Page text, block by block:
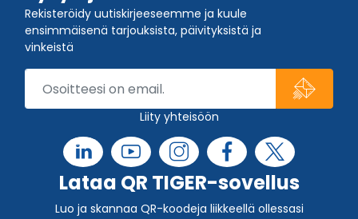
Rekisteröidy uutiskirjeeseemme ja kuule
ensimmäisenä tarjouksista, päivityksistä ja
vinkeistä
Liity yhteisöön
Lataa QR TIGER-sovellus
Luo ja skannaa QR-koodeja liikkeellä ollessasi